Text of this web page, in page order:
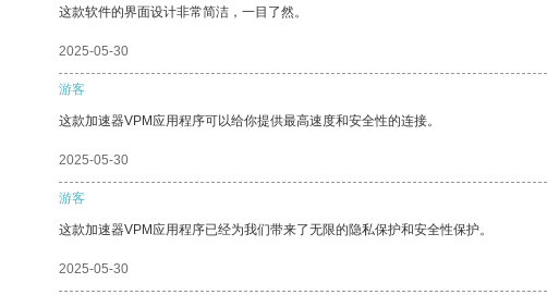
这款软件的界面设计非常简洁，一目了然。
2025-05-30
游客
这款加速器VPM应用程序可以给你提供最高速度和安全性的连接。
2025-05-30
游客
这款加速器VPM应用程序已经为我们带来了无限的隐私保护和安全性保护。
2025-05-30